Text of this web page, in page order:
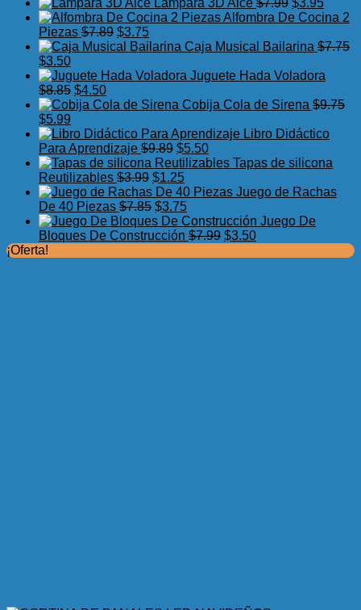
original
$17.50.
actual
$11.99.
precio
era:
precio
es:
Alfombra De Cocina 2
Piezas $7.89 El
precio
era:
$3.75El
precio
es:
Caja Musical Bailarina $7.75
El
precio
original
era:
$7.75.
$3.50El
precio
actual
es:
Juguete Hada Voladora
$8.85 El
precio
era:
$8.85.
$4.50El
precio
es:
$4.50.
Cobija Cola de Sirena $9.75
El
precio
original
era:
$9.75.
$5.99
precio
actual
es:
$5.99.
Libro Didáctico
Para Aprendizaje $9.89 El
precio
original
era:
$9.89.
$5.50El
precio
es:
Tapas de silicona
Reutilizables $3.99 El
precio
original
era:
$3.99.
$1.25El
precio
actual
es:
$1.25.
Juego de Rachas
De 40 Piezas $7.85 El
precio
original
$3.75El
precio
actual
Juego De
Bloques De Construcción $7.99 El
$3.50El
¡Oferta!